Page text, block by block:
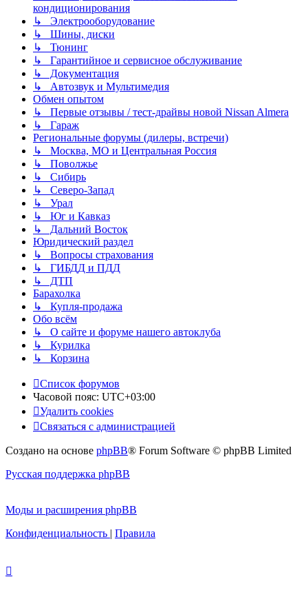
кондиционирования
↳ Электрооборудование
↳ Шины, диски
↳ Тюнинг
↳ Гарантийное и сервисное обслуживание
↳ Документация
↳ Автозвук и Мультимедия
Обмен опытом
↳ Первые отзывы / тест-драйвы новой Nissan Almera
↳ Гараж
Региональные форумы (дилеры, встречи)
↳ Москва, МО и Центральная Россия
↳ Поволжье
↳ Сибирь
↳ Северо-Запад
↳ Урал
↳ Юг и Кавказ
↳ Дальний Восток
Юридический раздел
↳ Вопросы страхования
↳ ГИБДД и ПДД
↳ ДТП
Барахолка
↳ Купля-продажа
Обо всём
↳ О сайте и форуме нашего автоклуба
↳ Курилка
↳ Корзина
Список форумов
Часовой пояс: UTC+03:00
Удалить cookies
Связаться с администрацией
Создано на основе phpBB® Forum Software © phpBB Limited
Русская поддержка phpBB
Моды и расширения phpBB
Конфиденциальность | Правила